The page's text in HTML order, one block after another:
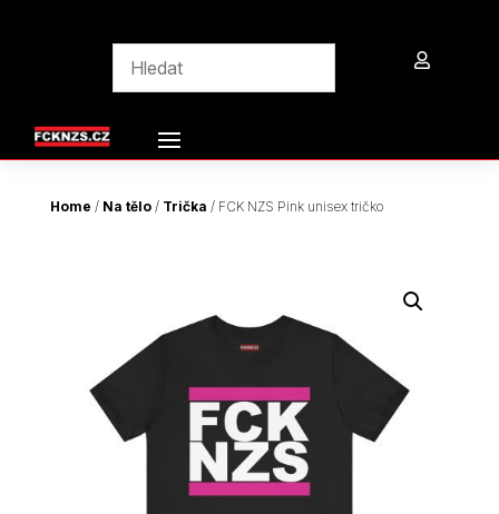

Home / Na tělo/ Trička / FCK NZS Pink unisex tričko